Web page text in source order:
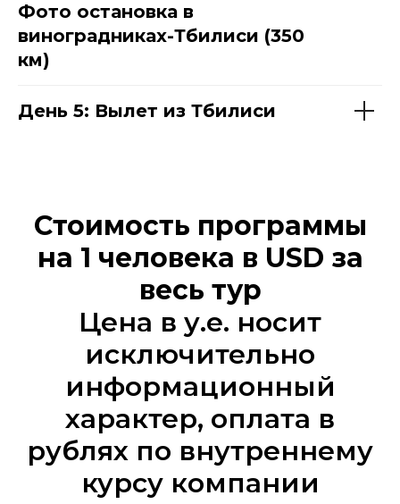
Фото остановка в
виноградниках-Тбилиси (350
км)
День 5: Вылет из Тбилиси
Стоимость программы
на 1 человека в USD за
весь тур
Цена в у.е. носит
исключительно
информационный
характер, оплата в
рублях по внутреннему
курсу компании